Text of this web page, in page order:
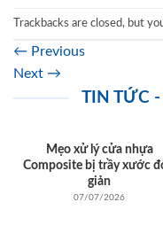
Trackbacks are closed, but
← Previous
Next →
TIN TỨC
Mẹo xử lý cửa nhựa
Composite bị trầy xước
giản
07/07/2026